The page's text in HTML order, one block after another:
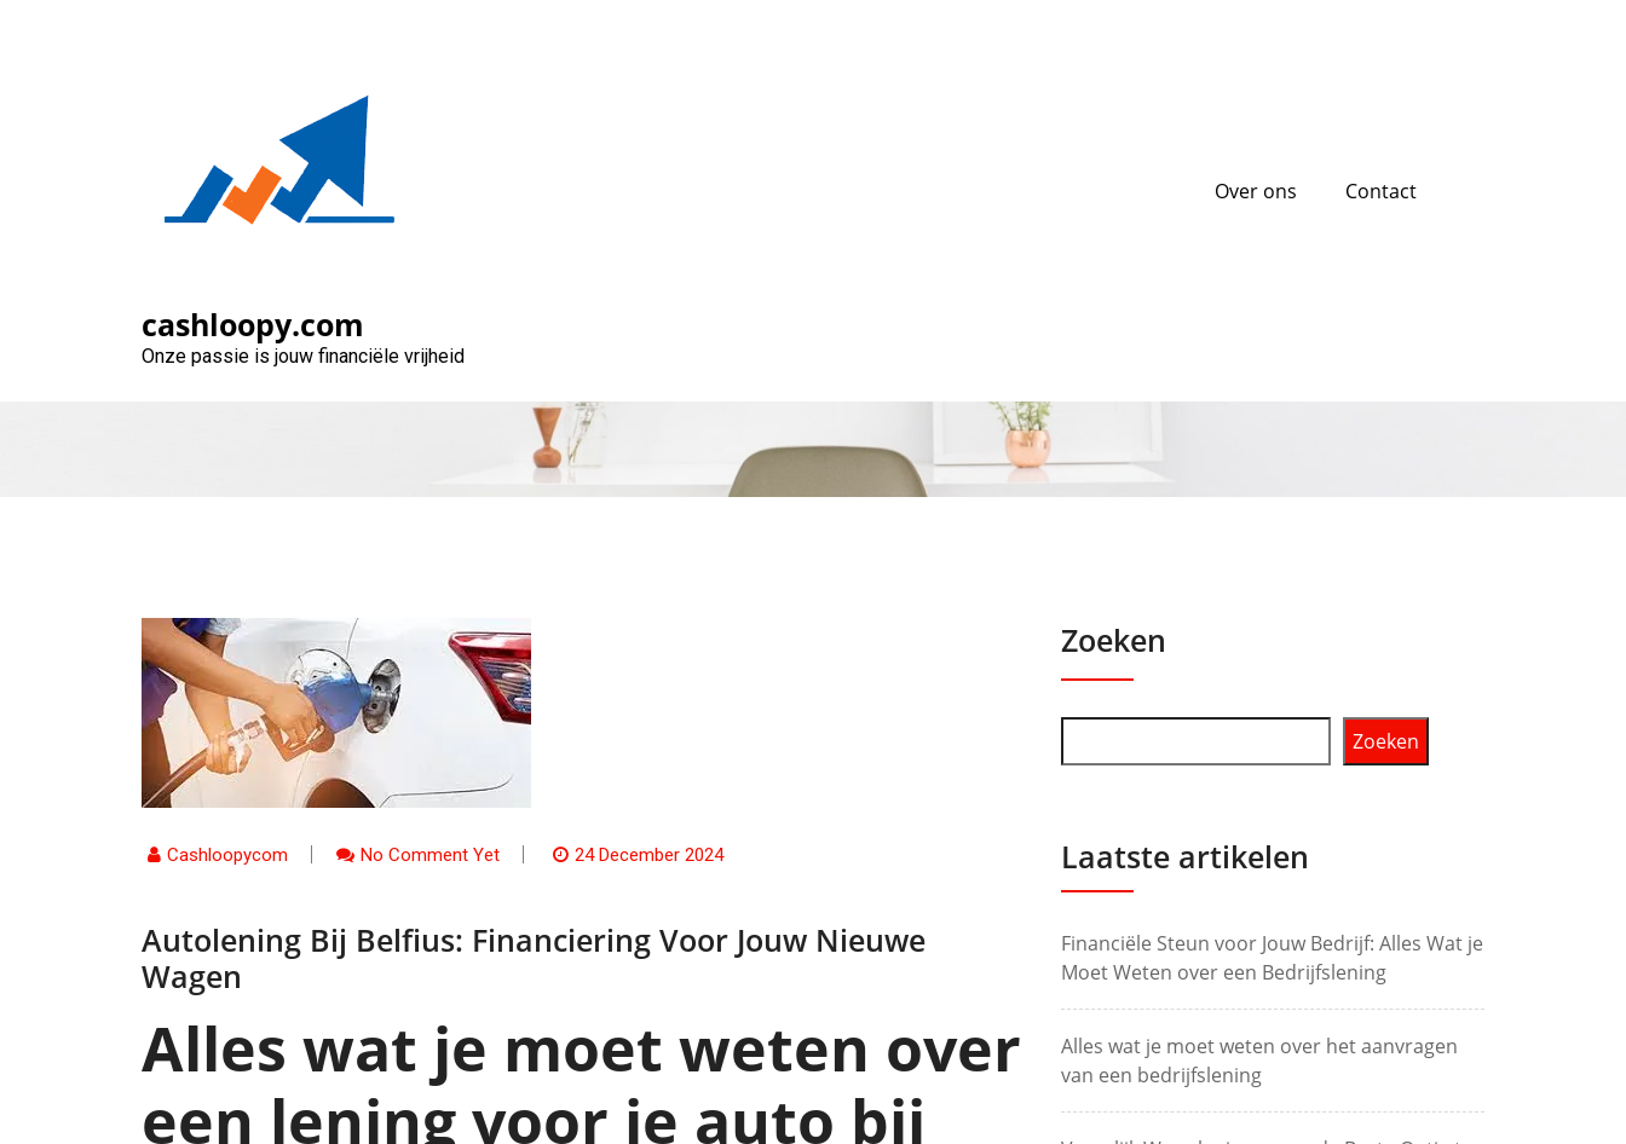
cashloopy.com
Onze passie is jouw financiële vrijheid
Over ons Contact
Cashloopycom No Comment Yet 24 December 2024
Autolening Bij Belfius: Financiering Voor Jouw Nieuwe
Wagen
Alles wat je moet weten over
een lening voor je auto bij
Zoeken
Zoeken
Laatste artikelen
Financiële Steun voor Jouw Bedrijf: Alles Wat je
Moet Weten over een Bedrijfslening
Alles wat je moet weten over het aanvragen
van een bedrijfslening